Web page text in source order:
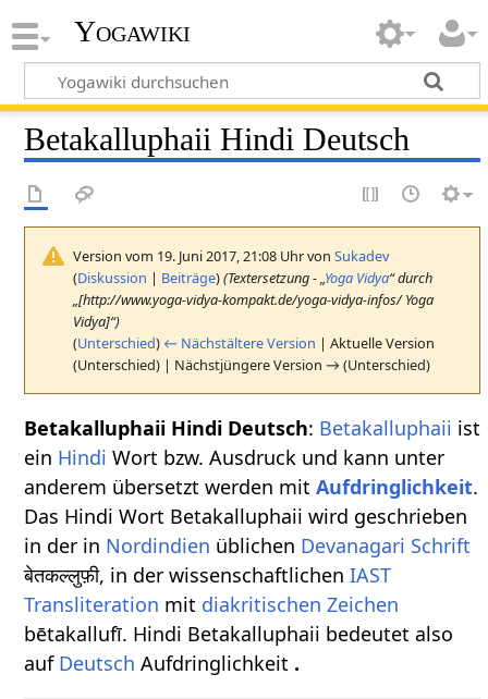
Yogawiki
Betakalluphaii Hindi Deutsch
Version vom 19. Juni 2017, 21:08 Uhr vonSukadev
(Diskussion | Beiträge)(Textersetzung - „Yoga Vidya“ durch
„[http://www.yoga-vidya-kompakt.de/yoga-vidya-infos/ Yoga
Vidya]“)
(Unterschied) ← Nächstältere Version | Aktuelle Version
(Unterschied) | Nächstjüngere Version → (Unterschied)
Betakalluphaii Hindi Deutsch: Betakalluphaii ist
ein Hindi Wort bzw. Ausdruck und kann unter
anderem übersetzt werden mitAufdringlichkeit.
Das Hindi Wort Betakalluphaii wird geschrieben
in der in Nordindien üblichen Devanagari Schrift
बेतकल्लुफ़ी, in der wissenschaftlichenIAST
Transliteration mit diakritischen Zeichen
bētakallufī. Hindi Betakalluphaii bedeutet also
auf Deutsch Aufdringlichkeit .